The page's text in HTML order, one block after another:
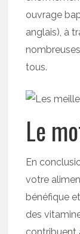
ouvrage
anglais), à
tous.
Le
En
votre
bénéfique
des